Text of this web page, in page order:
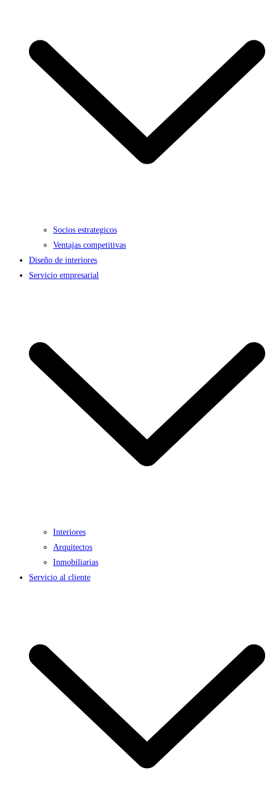
Socios estrategicos
Ventajas competitivas
Diseño de interiores
Servicio empresarial
Interiores
Arquitectos
Inmobiliarias
Servicio al cliente